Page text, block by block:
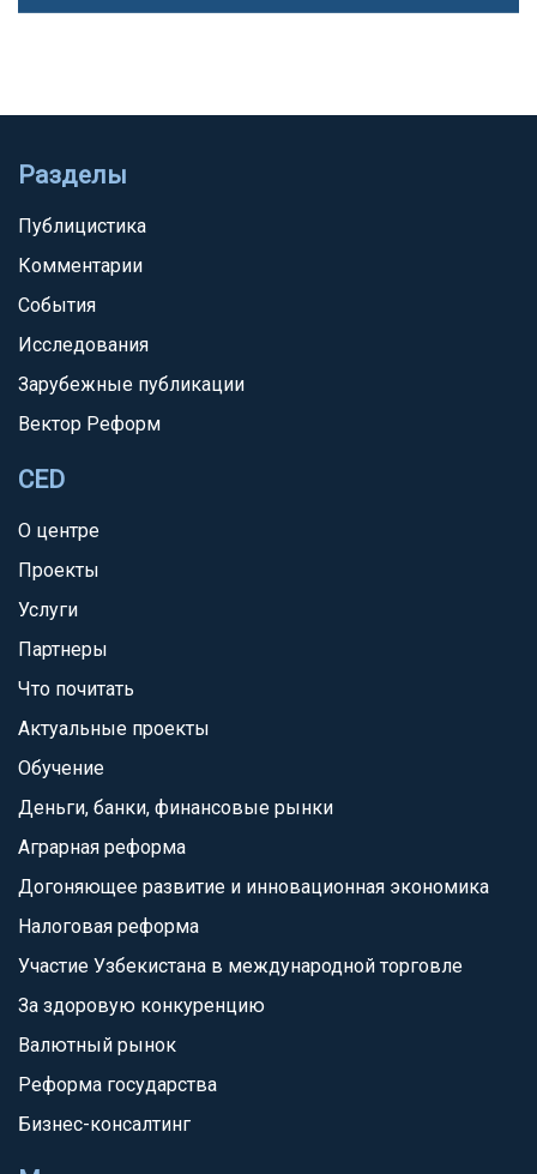
Разделы
Публицистика
Комментарии
События
Исследования
Зарубежные публикации
Вектор Реформ
CED
О центре
Проекты
Услуги
Партнеры
Что почитать
Актуальные проекты
Обучение
Деньги, банки, финансовые рынки
Аграрная реформа
Догоняющее развитие и инновационная экономика
Налоговая реформа
Участие Узбекистана в международной торговле
За здоровую конкуренцию
Валютный рынок
Реформа государства
Бизнес-консалтинг